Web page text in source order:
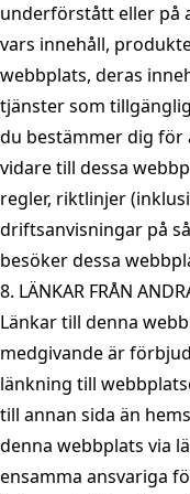
underförstått eller på
vars innehåll,
webbplats, deras
tjänster som
du bestämmer dig för
vidare till dessa
regler, riktlinjer
driftsanvisningar på
besöker dessa
8. LÄNKAR FRÅN
Länkar till denna
medgivande är
länkning till
till annan sida än
denna webbplats via
ensamma ansvariga